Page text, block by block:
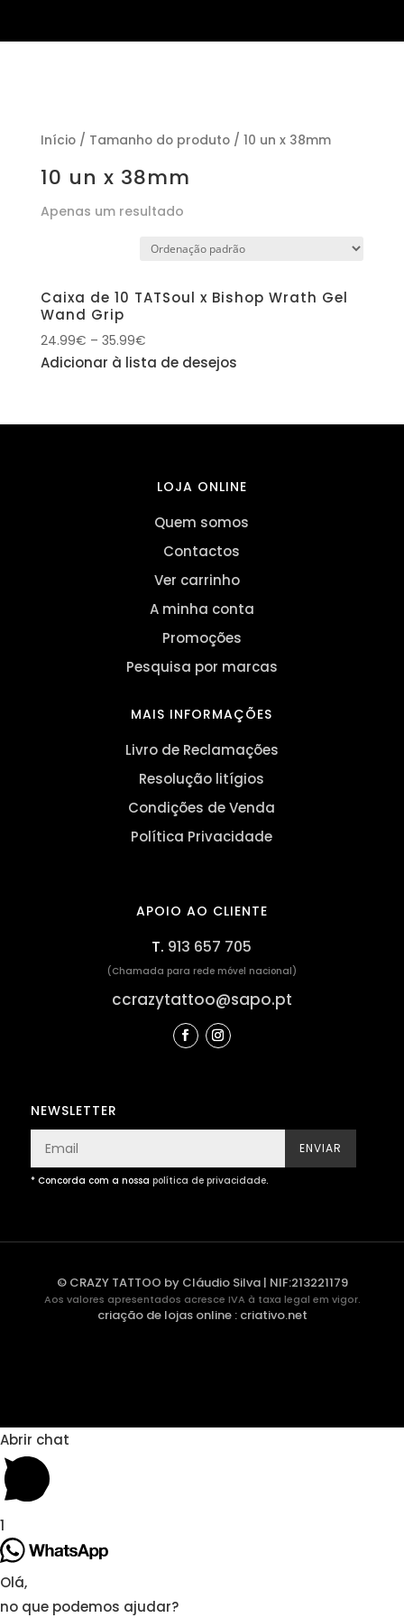
Início/ Tamanho do produto / 10 un x 38mm
10 un x 38mm
Apenas um resultado
Caixa de 10 TATSoul x Bishop Wrath Gel
Wand Grip
24.99€ – 35.99€
Adicionar à lista de desejos
LOJA ONLINE
Quem somos
Contactos
Ver carrinho
A minha conta
Promoções
Pesquisa por marcas
MAIS INFORMAÇÕES
Livro de Reclamações
Resolução litígios
Condições de Venda
Política Privacidade
APOIO AO CLIENTE
T. 913 657 705
(Chamada para rede móvel nacional)
ccrazytattoo@sapo.pt
NEWSLETTER
ENVIAR
* Concorda com a nossa política de privacidade.
© CRAZY TATTOO by Cláudio Silva | NIF:213221179
Aos valores apresentados acresce IVA à taxa legal em vigor.
criação de lojas online: criativo.net
Abrir chat
1
Olá,
no que podemos ajudar?